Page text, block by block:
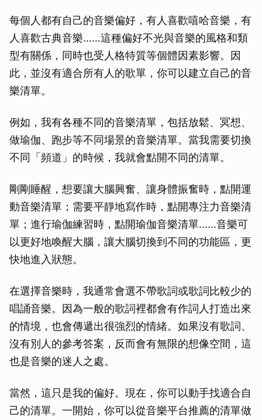
每個人都有自己的音樂偏好，有人喜歡嘻哈音樂，有
人喜歡古典音樂……這種偏好不光與音樂的風格和類
型有關係，同時也受人格特質等個體因素影響。因
此，並沒有適合所有人的歌單，你可以建立自己的音
樂清單。
例如，我有各種不同的音樂清單，包括放鬆、冥想、
做瑜伽、跑步等不同場景的音樂清單。當我需要切換
不同「頻道」的時候，我就會點開不同的清單。
剛剛睡醒，想要讓大腦興奮、讓身體振奮時，點開運
動音樂清單；需要平靜地寫作時，點開專注力音樂清
單；進行瑜伽練習時，點開瑜伽音樂清單……音樂可
以更好地喚醒大腦，讓大腦切換到不同的功能區，更
快地進入狀態。
在選擇音樂時，我通常會選不帶歌詞或歌詞比較少的
唱誦音樂。因為一般的歌詞裡都會有作詞人打造出來
的情境，也會傳遞出很強烈的情緒。如果沒有歌詞、
沒有別人的參考答案，反而會有無限的想像空間，這
也是音樂的迷人之處。
當然，這只是我的偏好。現在，你可以動手找適合自
己的清單。一開始，你可以從音樂平台推薦的清單做